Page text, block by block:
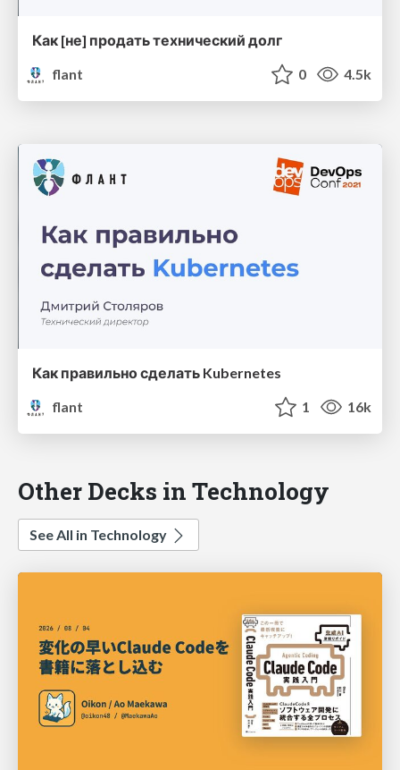
Как [не] продать технический долг
flant
0 4.5k
Как правильно сделать Kubernetes
flant
1 16k
Other Decks in Technology
See All in Technology